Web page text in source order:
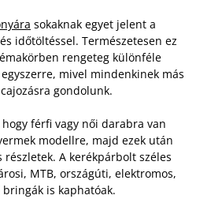
sokaknak egyet jelent a
időtöltéssel. Természetesen ez
rengeteg különféle
mivel mindenkinek más
gondolunk.
férfi vagy női darabra van
modellre, majd ezek után
részletek. A kerékpárbolt széles
MTB, országúti, elektromos,
is kaphatóak.